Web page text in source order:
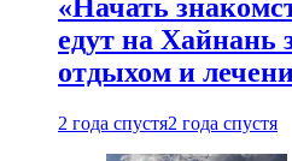
«Начать
едут на
отдыхом и
2 года спустя2 года спустя